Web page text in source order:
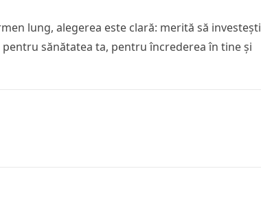
lung, alegerea este clară: merită să investești
sănătatea ta, pentru încrederea în tine și